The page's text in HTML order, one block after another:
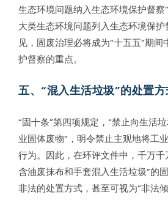
生态环境问题纳入生态环境保护督察
大类生态环境问题列入生态环境保
见，固废治理必将成为“十五五”期
护督察的重点。
五、“混入生活垃圾”的处置
“固十条”第四项规定，“禁止向生活
业固体废物”，明令禁止主观地将工
行为。因此，在环评文件中，千万千
含油废抹布和手套混入生活垃圾”的
非法的处置方式，甚至可视为“非法倾